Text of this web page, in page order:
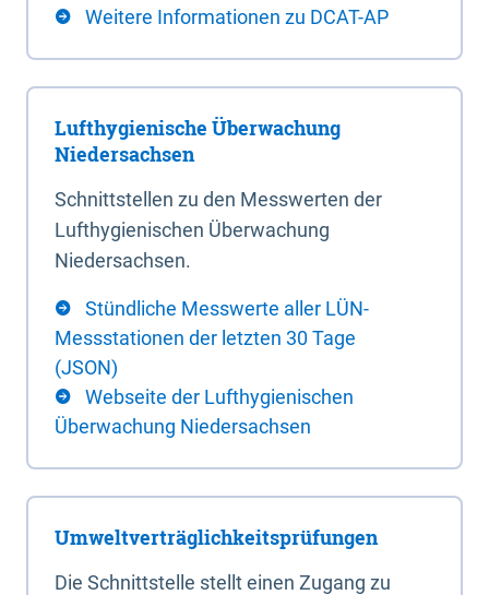
Weitere Informationen zu DCAT-AP
Lufthygienische Überwachung
Niedersachsen
Schnittstellen zu den Messwerten der
Lufthygienischen Überwachung
Niedersachsen.
Stündliche Messwerte aller LÜN-
Messstationen der letzten 30 Tage
(JSON)
Webseite der Lufthygienischen
Überwachung Niedersachsen
Umweltverträglichkeitsprüfungen
Die Schnittstelle stellt einen Zugang zu